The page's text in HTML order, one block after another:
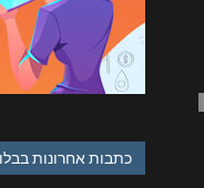
כתבות אחרונות